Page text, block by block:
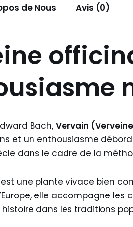
de Nous Avis (0)
Bach, Vervain
et un enthousiasme
dans le cadre de la
est une plante vivace bien
elle accompagne les
dans les traditions